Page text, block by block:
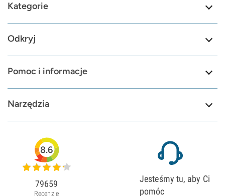
Kategorie
Odkryj
Pomoc i informacje
Narzędzia
8.6
79659
Recenzje
Jesteśmy tu, aby Ci
pomóc